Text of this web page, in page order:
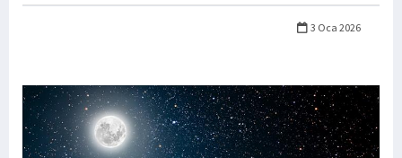
3 Oca 2026